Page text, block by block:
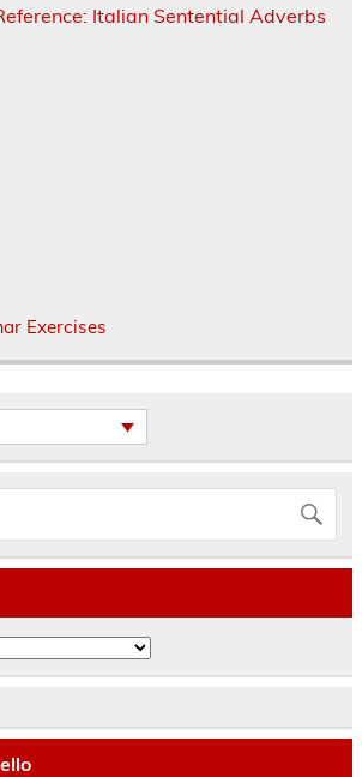
Italian Sentential Adverbs
Exercises